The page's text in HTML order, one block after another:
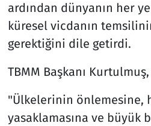
ardından dünyanın her
küresel vicdanın
gerektiğini dile getirdi.
TBMM Başkanı
"Ülkelerinin önlemesine,
yasaklamasına ve büyük